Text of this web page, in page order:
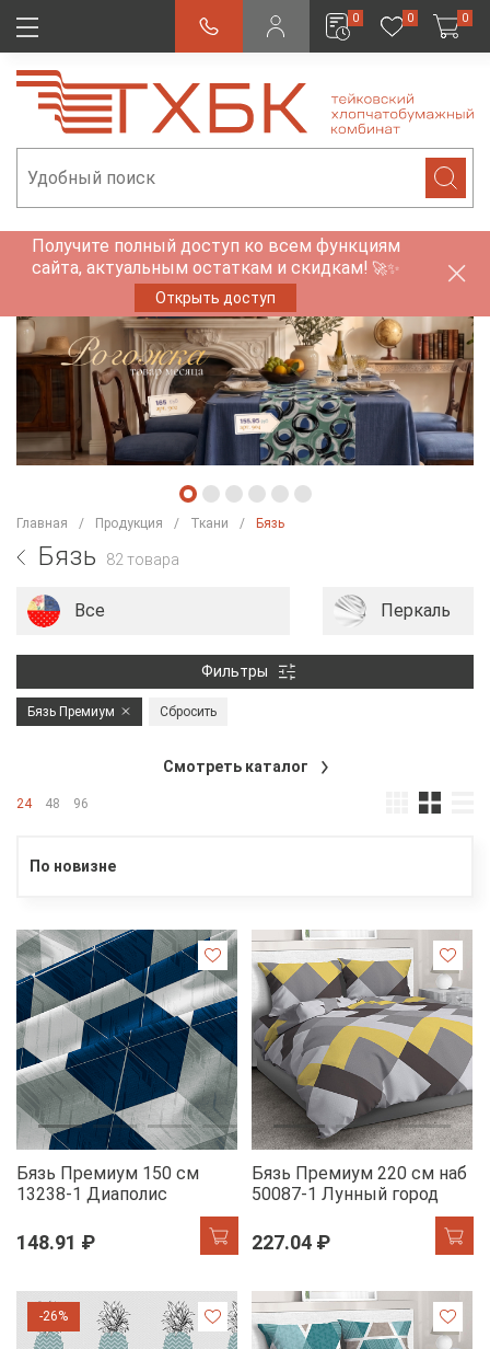
0 0 0
Получите полный доступ ко всем функциям
сайта, актуальным остаткам и скидкам! 🚀✨
Открыть доступ
Главная Продукция Ткани Бязь
Бязь 82 товара
Все Перкаль
Фильтры
Бязь Премиум Сбросить
Смотреть каталог
24 48 96
По новизне
Бязь Премиум 150 см
13238-1 Диаполис
148.91 ₽
Бязь Премиум 220 см наб
50087-1 Лунный город
227.04 ₽
-26%